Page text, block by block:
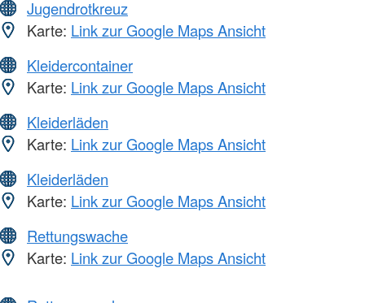
Jugendrotkreuz
Karte: Link zur Google Maps Ansicht
Kleidercontainer
Karte: Link zur Google Maps Ansicht
Kleiderläden
Karte: Link zur Google Maps Ansicht
Kleiderläden
Karte: Link zur Google Maps Ansicht
Rettungswache
Karte: Link zur Google Maps Ansicht